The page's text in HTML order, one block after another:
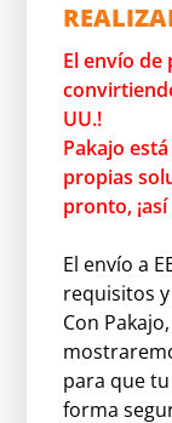
El envío de
UU.!
Pakajo
propias
pronto,
El envío a
requisitos
Con
para que
forma